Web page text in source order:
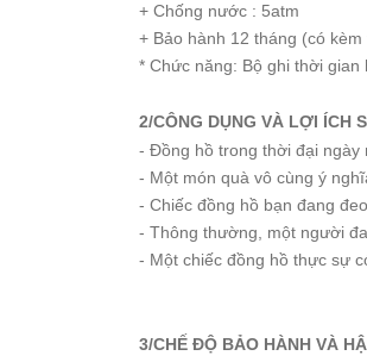
Roberto
Era
Royal
Starke
X-
Cer
Cặp
+ Chống nước : 5atm
+ Bảo hành 12 tháng (có
* Chức năng: Bộ ghi thời
2/CÔNG DỤNG VÀ LỢI ÍCH
- Đồng hồ trong thời đại ngày
- Một món quà vô cùng ý
- Chiếc đồng hồ bạn đang
- Thông thường, một người
- Một chiếc đồng hồ thực sự
3/CHẾ ĐỘ BẢO HÀNH VÀ